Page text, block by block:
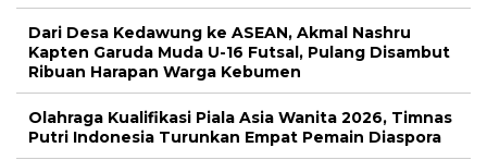
Dari Desa Kedawung ke ASEAN, Akmal Nashru
Kapten Garuda Muda U-16 Futsal, Pulang Disambut
Ribuan Harapan Warga Kebumen
Olahraga Kualifikasi Piala Asia Wanita 2026, Timnas
Putri Indonesia Turunkan Empat Pemain Diaspora